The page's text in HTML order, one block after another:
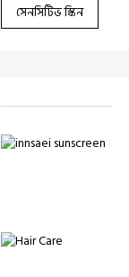
সেনসিটিভ স্কিন